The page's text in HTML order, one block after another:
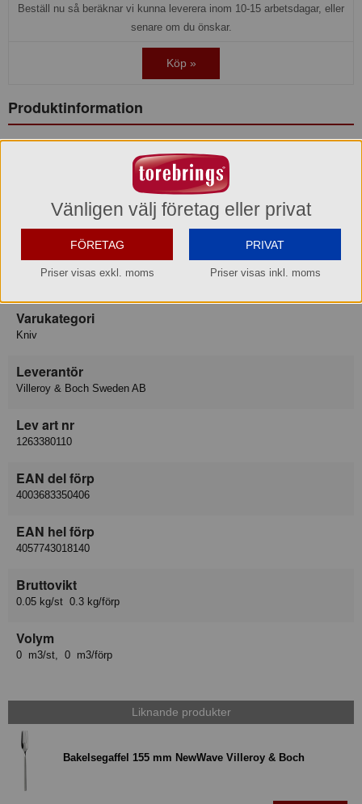
Beställ nu så beräknar vi kunna leverera inom 10-15 arbetsdagar, eller
senare om du önskar.
Köp »
Produktinformation
Konsumentkontakt
Villeroy & Boch Gustavsberg AB
08-570 391 00
Hemsida
https://www.villeroy-boch.se/service/contact/
Varukategori
Kniv
Leverantör
Villeroy & Boch Sweden AB
Lev art nr
1263380110
EAN del förp
4003683350406
EAN hel förp
4057743018140
Bruttovikt
0.05 kg/st 0.3 kg/förp
Volym
0 m3/st, 0 m3/förp
Liknande produkter
Bakelsegaffel 155 mm NewWave Villeroy & Boch
Vänligen välj företag eller privat
FÖRETAG
Priser visas exkl. moms
PRIVAT
Priser visas inkl. moms